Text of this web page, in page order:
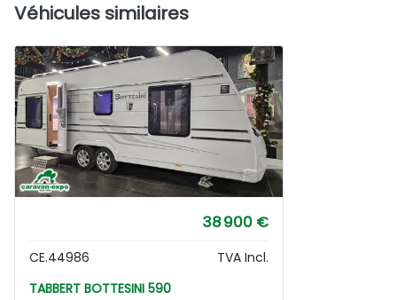
Véhicules similaires
38 900 €
CE.44986
TVA Incl.
TABBERT BOTTESINI 590